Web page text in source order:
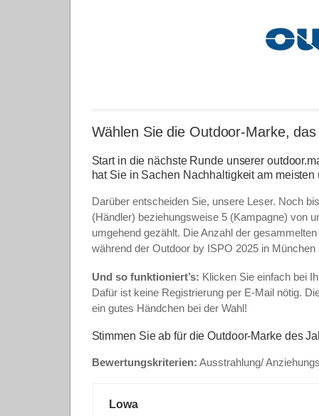
Wählen Sie die Outdoor-Marke,
Start in die nächste Runde unserer
hat Sie in Sachen Nachhaltigkeit am
Darüber entscheiden Sie, unsere Leser. Noch
(Händler) beziehungsweise 5 (Kampagne) von
umgehend gezählt. Die Anzahl der
während der Outdoor by ISPO 2025 in München
Und so funktioniert’s: Klicken Sie einfach bei
Dafür ist keine Registrierung per E-Mail nötig.
ein gutes Händchen bei der Wahl!
Stimmen Sie ab für die Outdoor-Marke des
Bewertungskriterien: Ausstrahlung/
Lowa